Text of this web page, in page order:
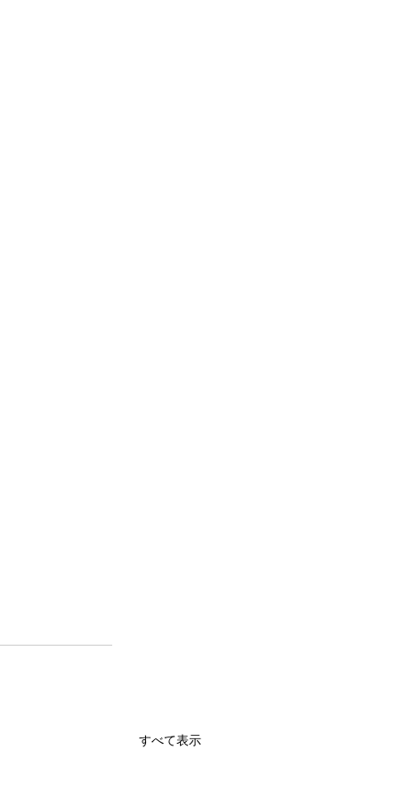
すべて表示